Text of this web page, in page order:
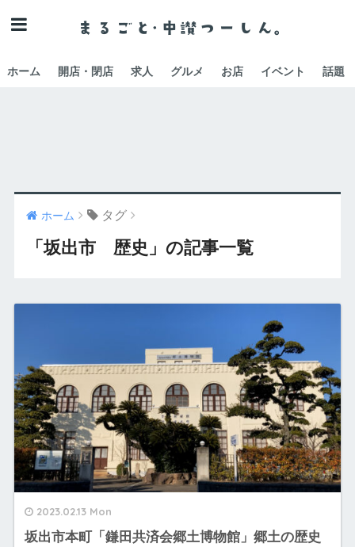
ホーム 開店・閉店 求人 グルメ お店 イベント 話題
ホーム タグ
「坂出市 歴史」の記事一覧
2023.02.13 Mon
坂出市本町「鎌田共済会郷土博物館」郷土の歴史